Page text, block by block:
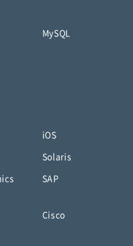
MySQL
iOS
Solaris
SAP
Cisco